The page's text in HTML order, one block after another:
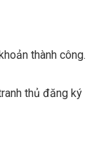
thành công.
thủ đăng ký